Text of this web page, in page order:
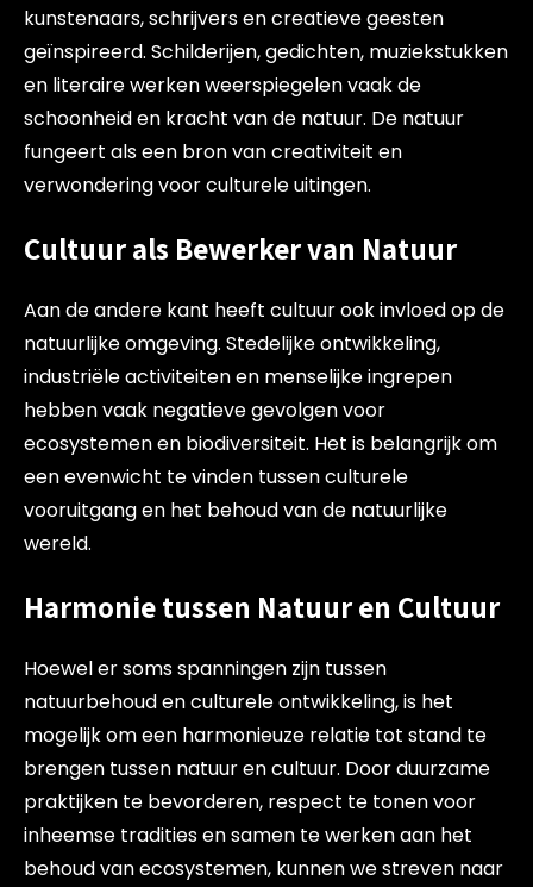
kunstenaars, schrijvers en creatieve geesten
geïnspireerd. Schilderijen, gedichten, muziekstukken
en literaire werken weerspiegelen vaak de
schoonheid en kracht van de natuur. De natuur
fungeert als een bron van creativiteit en
verwondering voor culturele uitingen.
Cultuur als Bewerker van Natuur
Aan de andere kant heeft cultuur ook invloed op de
natuurlijke omgeving. Stedelijke ontwikkeling,
industriële activiteiten en menselijke ingrepen
hebben vaak negatieve gevolgen voor
ecosystemen en biodiversiteit. Het is belangrijk om
een evenwicht te vinden tussen culturele
vooruitgang en het behoud van de natuurlijke
wereld.
Harmonie tussen Natuur en Cultuur
Hoewel er soms spanningen zijn tussen
natuurbehoud en culturele ontwikkeling, is het
mogelijk om een harmonieuze relatie tot stand te
brengen tussen natuur en cultuur. Door duurzame
praktijken te bevorderen, respect te tonen voor
inheemse tradities en samen te werken aan het
behoud van ecosystemen, kunnen we streven naar